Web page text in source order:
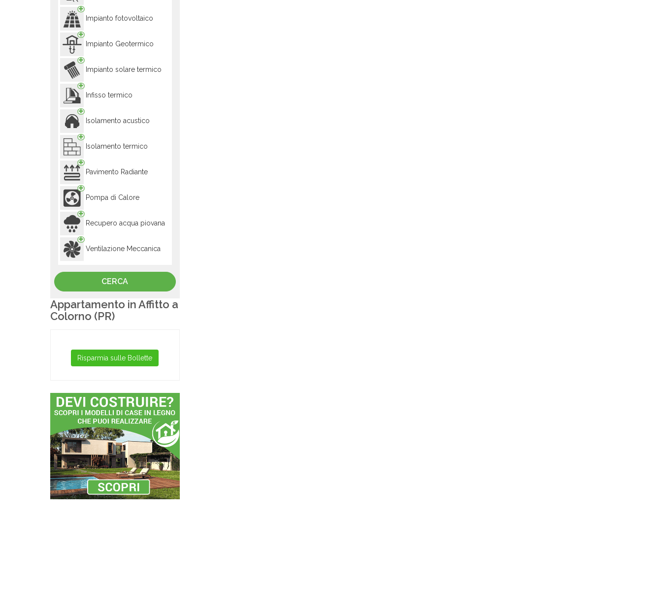
Impianto fotovoltaico
Impianto Geotermico
Impianto solare termico
Infisso termico
Isolamento acustico
Isolamento termico
Pavimento Radiante
Pompa di Calore
Recupero acqua piovana
Ventilazione Meccanica
Appartamento in Affitto a
Colorno (PR)
Risparmia sulle Bollette